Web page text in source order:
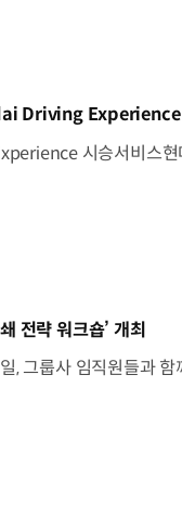
Driving Experience
전략 워크숍’ 개최